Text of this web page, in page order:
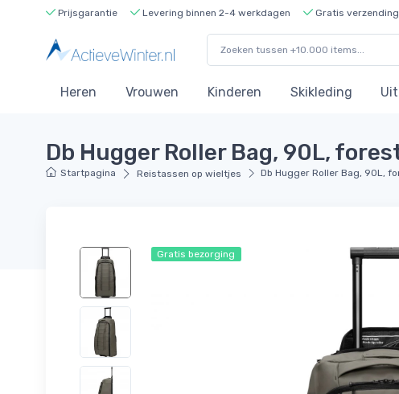
Prijsgarantie Levering binnen 2-4 werkdagen Gratis
Heren Vrouwen Kinderen Skikleding
Db Hugger Roller Bag, 90L,
Startpagina Reistassen op wieltjes Db Hugger Roller Bag, 90L,
Gratis bezorging